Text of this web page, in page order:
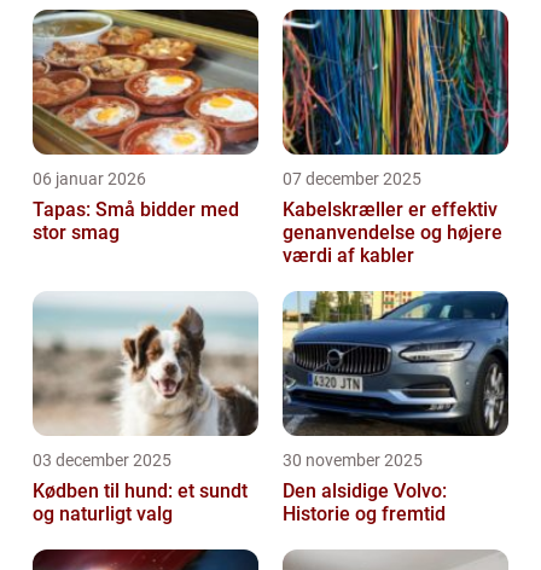
06 januar 2026
Tapas: Små bidder med
stor smag
07 december 2025
Kabelskræller er effektiv
genanvendelse og højere
værdi af kabler
03 december 2025
Kødben til hund: et sundt
og naturligt valg
30 november 2025
Den alsidige Volvo:
Historie og fremtid